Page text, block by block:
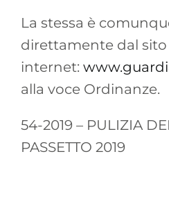
La stessa è
direttamente dal sito
internet:
alla voce Ordinanze.
54-2019 – PULIZIA
PASSETTO 2019